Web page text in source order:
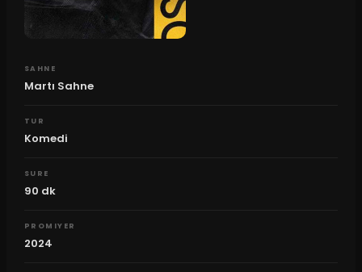
SAHNE
Martı Sahne
TUR
Komedi
SURE
90 dk
PROMIYER
2024